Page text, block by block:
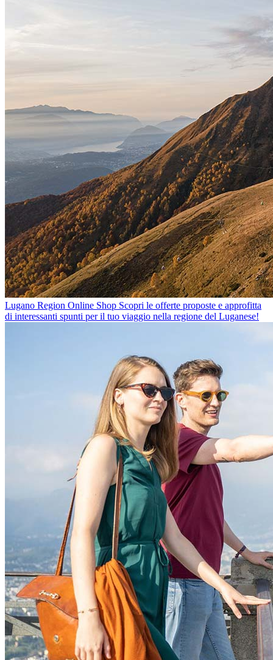
Lugano Region Online Shop Scopri le offerte proposte e approfitta
di interessanti spunti per il tuo viaggio nella regione del Luganese!